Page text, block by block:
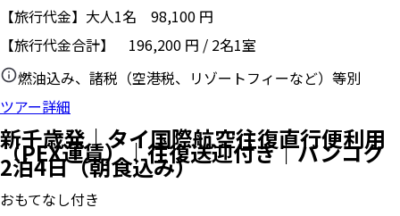
【旅行代金】大人1名 98,100 円
【旅行代金合計】 196,200 円 / 2名1室
燃油込み、諸税（空港税、リゾートフィーなど）等別
ツアー詳細
新千歳発｜タイ国際航空往復直行便利用
（PEX運賃）｜往復送迎付き｜バンコク
2泊4日（朝食込み）
おもてなし付き